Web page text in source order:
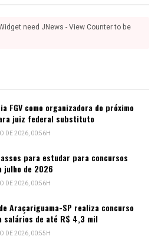
need JNews - View Counter to be
FGV como organizadora do próximo
juiz federal substituto
DE 2026, 00:56H
para estudar para concursos
julho de 2026
DE 2026, 00:56H
Araçariguama-SP realiza concurso
salários de até R$ 4,3 mil
DE 2026, 00:55H